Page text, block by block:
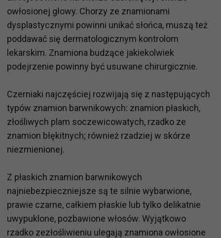
owłosionej głowy. Chorzy ze znamionami
dysplastycznymi powinni unikać słońca, muszą też
poddawać się dermatologicznym kontrolom
lekarskim. Znamiona budzące jakiekolwiek
podejrzenie powinny być usuwane chirurgicznie.
Czerniaki najczęściej rozwijają się z następujących
typów znamion barwnikowych: znamion płaskich,
złośliwych plam soczewicowatych, rzadko ze
znamion błękitnych; również rzadziej w skórze
niezmienionej.
Z płaskich znamion barwnikowych
najniebezpieczniejsze są te silnie wybarwione,
prawie czarne, całkiem płaskie lub tylko delikatnie
uwypuklone, pozbawione włosów. Wyjątkowo
rzadko zezłośliwieniu ulegają znamiona owłosione